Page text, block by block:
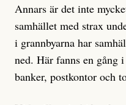
Annars är det inte
samhället med strax
i grannbyarna har
ned. Här fanns en gång
banker, postkontor och